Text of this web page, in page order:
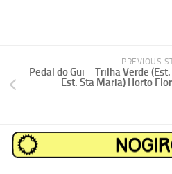
PREVIOUS
Pedal do Gui – Trilha Verde
Est. Sta Maria) Horto